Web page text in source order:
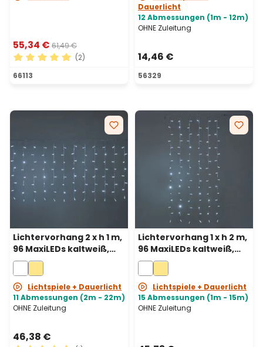
55,34 € 61,49 €
Durchschnittliche Bewertung von 5 von 5 Sternen
(2)
66113
Dauerlicht
12 Abmessungen (1m - 12m)
OHNE Zuleitung
14,46 €
56329
Lichtervorhang 2 x h 1 m,
96 MaxiLEDs kaltweiß,
transparentes Kabel,
erweiterbar
Lichtspiele + Dauerlicht
11 Abmessungen (2m - 22m)
OHNE Zuleitung
46,38 €
Lichtervorhang 1 x h 2 m,
96 MaxiLEDs kaltweiß,
transparentes Kabel,
erweiterbar
Lichtspiele + Dauerlicht
15 Abmessungen (1m - 15m)
OHNE Zuleitung